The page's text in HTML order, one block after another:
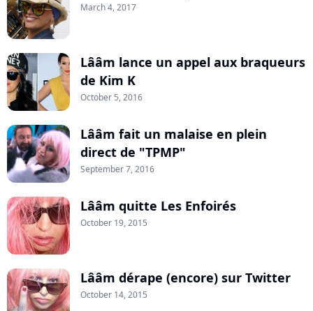
March 4, 2017
Lââm lance un appel aux braqueurs
de Kim K
October 5, 2016
Lââm fait un malaise en plein
direct de "TPMP"
September 7, 2016
Lââm quitte Les Enfoirés
October 19, 2015
Lââm dérape (encore) sur Twitter
October 14, 2015